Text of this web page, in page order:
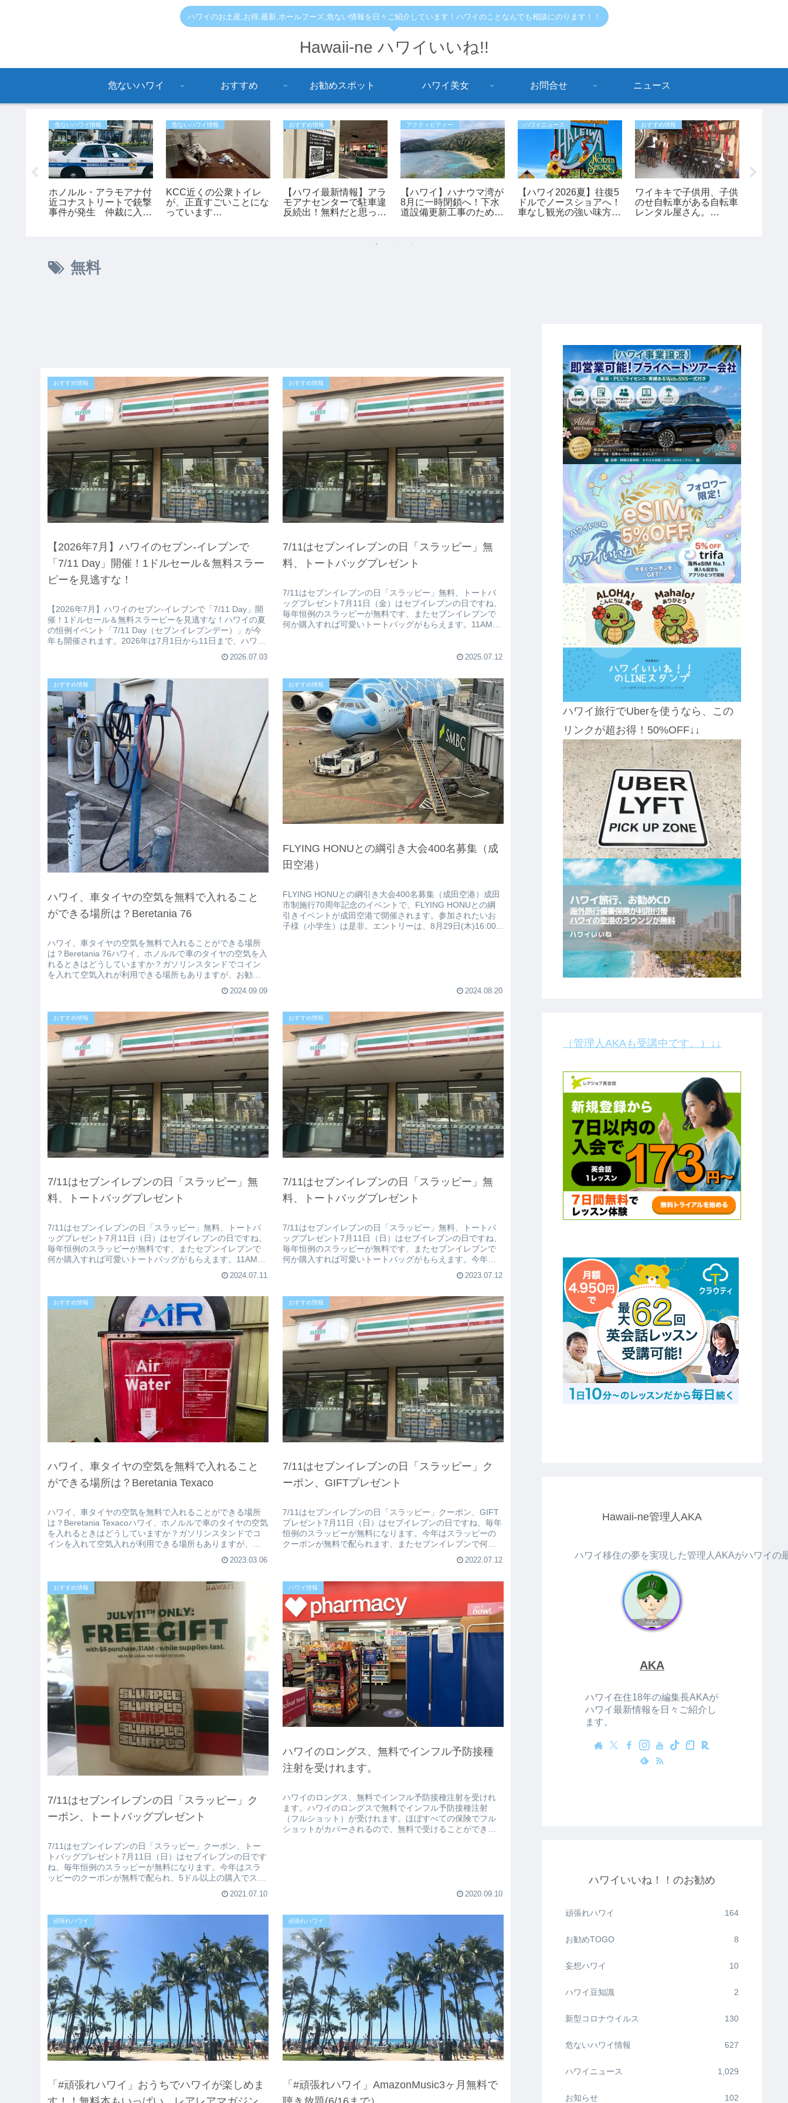
ハワイのお土産,お得,最新,ホールフーズ,危ない情報を日々ご紹介しています！ハワイのことなんでも相談にのります！！
Hawaii-ne ハワイいいね!!
危ないハワイ おすすめ お勧めスポット ハワイ美女 お問合せ ニュース
危ないハワイ情報
ホノルル・アラモアナ付
近コナストリートで銃撃
事件が発生 仲裁に入っ
危ないハワイ情報
KCC近くの公衆トイレ
が、正直すごいことにな
っています…
おすすめ情報
【ハワイ最新情報】アラ
モアナセンターで駐車違
反続出！無料だと思って
アクティビティー
【ハワイ】ハナウマ湾が
8月に一時閉鎖へ！下水
道設備更新工事のため9
ハワイニュース
【ハワイ2026夏】往復5
ドルでノースショアへ！
車なし観光の強い味方
おすすめ情報
ワイキキで子供用、子供
のせ自転車がある自転車
レンタル屋さん。
無料
おすすめ情報
【2026年7月】ハワイのセブン‐イレブンで
「7/11 Day」開催！1ドルセール＆無料スラー
ピーを見逃すな！
【2026年7月】ハワイのセブン‐イレブンで「7/11 Day」開
催！1ドルセール＆無料スラーピーを見逃すな！ハワイの夏
の恒例イベント「7/11 Day（セブンイレブンデー）」が今
年も開催されます。2026年は7月1日から11日まで、ハワ
2026.07.03
おすすめ情報
7/11はセブンイレブンの日「スラッピー」無
料、トートバッグプレゼント
7/11はセブンイレブンの日「スラッピー」無料、トートバ
ッグプレゼント7月11日（金）はセブイレブンの日ですね、
毎年恒例のスラッピーが無料です、またセブンイレブンで
何か購入すれば可愛いトートバッグがもらえます。11AMか
2025.07.12
おすすめ情報
ハワイ、車タイヤの空気を無料で入れること
ができる場所は？Beretania 76
ハワイ、車タイヤの空気を無料で入れることができる場所
は？Beretania 76ハワイ、ホノルルで車のタイヤの空気を入
れるときはどうしていますか？ガソリンスタンドでコイン
を入れて空気入れが利用できる場所もありますが、お勧め
2024.09.09
おすすめ情報
FLYING HONUとの綱引き大会400名募集（成
田空港）
FLYING HONUとの綱引き大会400名募集（成田空港）成田
市制施行70周年記念のイベントで、FLYING HONUとの綱
引きイベントが成田空港で開催されます。参加されたいお
子様（小学生）は是非。エントリーは、8月29日(木)16:00...
2024.08.20
おすすめ情報
7/11はセブンイレブンの日「スラッピー」無
料、トートバッグプレゼント
7/11はセブンイレブンの日「スラッピー」無料、トートバ
ッグプレゼント7月11日（日）はセブイレブンの日ですね、
毎年恒例のスラッピーが無料です、またセブンイレブンで
何か購入すれば可愛いトートバッグがもらえます。11AMか
2024.07.11
おすすめ情報
7/11はセブンイレブンの日「スラッピー」無
料、トートバッグプレゼント
7/11はセブンイレブンの日「スラッピー」無料、トートバ
ッグプレゼント7月11日（日）はセブイレブンの日ですね、
毎年恒例のスラッピーが無料です、またセブンイレブンで
何か購入すれば可愛いトートバッグがもらえます。今年で
2023.07.12
おすすめ情報
ハワイ、車タイヤの空気を無料で入れること
ができる場所は？Beretania Texaco
ハワイ、車タイヤの空気を無料で入れることができる場所
は？Beretania Texacoハワイ、ホノルルで車のタイヤの空気
を入れるときはどうしていますか？ガソリンスタンドでコ
インを入れて空気入れが利用できる場所もありますが、お
2023.03.06
おすすめ情報
7/11はセブンイレブンの日「スラッピー」ク
ーポン、GIFTプレゼント
7/11はセブンイレブンの日「スラッピー」クーポン、GIFT
プレゼント7月11日（日）はセブイレブンの日ですね、毎年
恒例のスラッピーが無料になります。今年はスラッピーの
クーポンが無料で配られます、またセブンイレブンで何か
2022.07.12
おすすめ情報
7/11はセブンイレブンの日「スラッピー」ク
ーポン、トートバッグプレゼント
7/11はセブンイレブンの日「スラッピー」クーポン、トー
トバッグプレゼント7月11日（日）はセブイレブンの日です
ね、毎年恒例のスラッピーが無料になります。今年はスラ
ッピーのクーポンが無料で配られ、5ドル以上の購入でスラ
2021.07.10
ハワイ情報
ハワイのロングス、無料でインフル予防接種
注射を受けれます。
ハワイのロングス、無料でインフル予防接種注射を受けれ
ます。ハワイのロングスで無料でインフル予防接種注射
（フルショット）が受けれます。ほぼすべての保険でフル
ショットがカバーされるので、無料で受けることができま
2020.09.10
頑張れハワイ
「#頑張れハワイ」おうちでハワイが楽しめま
頑張れハワイ
「#頑張れハワイ」AmazonMusic3ヶ月無料で
ハワイ旅行でUberを使うなら、この
リンクが超お得！50%OFF↓↓
（管理人AKAも受講中です。）↓↓
Hawaii-ne管理人AKA
ハワイ移住の夢を実現した管理人AKAがハワイの
AKA
ハワイ在住18年の編集長AKAが
ハワイ最新情報を日々ご紹介し
ます。
ハワイいいね！！のお勧め
頑張れハワイ 164
お勧めTOGO 8
妄想ハワイ 10
ハワイ豆知識 2
新型コロナウイルス 130
危ないハワイ情報 627
ハワイニュース 1,029
お知らせ 102